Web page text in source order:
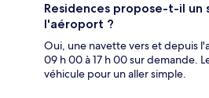
Residences propose-t-il
l'aéroport ?
Oui, une navette vers et depuis
09 h 00 à 17 h 00 sur demande.
véhicule pour un aller simple.